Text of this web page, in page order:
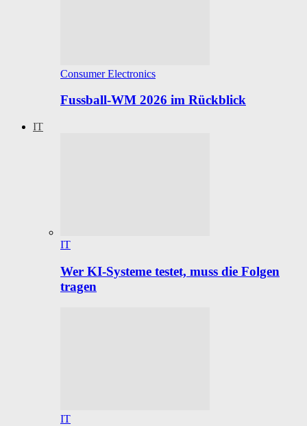
Consumer Electronics
Fussball-WM 2026 im Rückblick
IT
IT
Wer KI-Systeme testet, muss die Folgen
tragen
IT